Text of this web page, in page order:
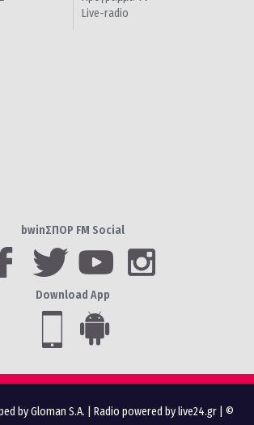
Live-radio
bwinΣΠΟΡ FM Social
Download App
by Gloman S.A. Radio powered by live24.gr | ©